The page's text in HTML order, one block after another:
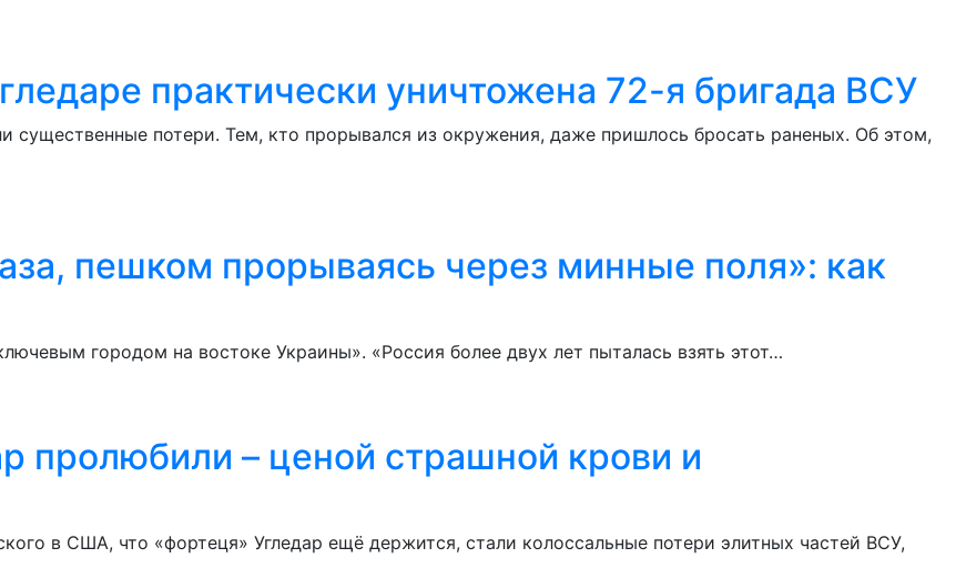
практически уничтожена 72-я бригада ВСУ
существенные потери. Тем, кто прорывался из окружения, даже пришлось бросать раненых. Об этом,
пешком прорываясь через минные поля»: как
городом на востоке Украины». «Россия более двух лет пыталась взять этот…
пролюбили – ценой страшной крови и
в США, что «фортеця» Угледар ещё держится, стали колоссальные потери элитных частей ВСУ,